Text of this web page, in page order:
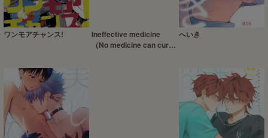
ワンモアチャンス!
Ineffective medicine
（No medicine can cure
へいき